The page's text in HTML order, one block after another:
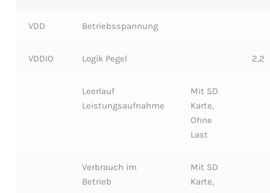
VDD Betriebsspannung
VDDIO Logik Pegel 2,2
Leerlauf
Leistungsaufnahme
Mit SD
Karte,
Ohne
Last
Verbrauch im
Betrieb
Mit SD
Karte,